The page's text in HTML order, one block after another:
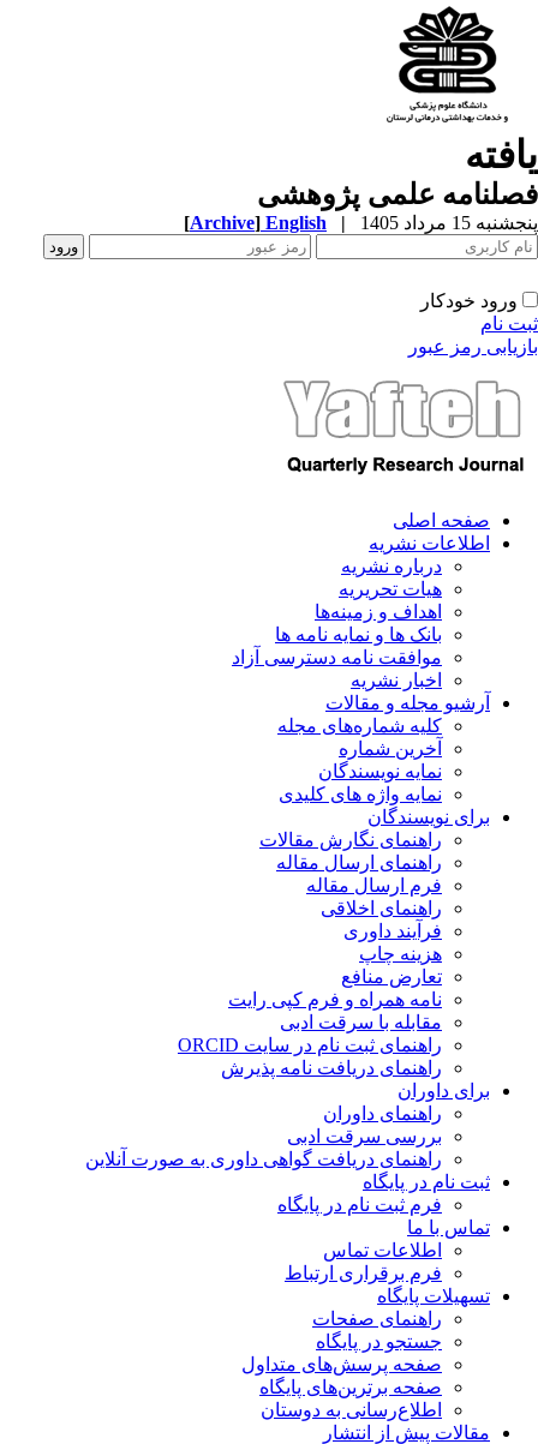
علمی پژوهشی
15 مرداد 1405 |
English
[Archive]
ورود خودکار
نام
رمز عبور
صفحه اصلی
اطلاعات نشریه
درباره نشریه
هیات تحریریه
اهداف و زمینه‌ها
بانک ها و نمایه نامه ها
موافقت نامه دسترسی آزاد
اخبار نشریه
آرشیو مجله و مقالات
کلیه شماره‌های مجله
آخرین شماره
نمایه نویسندگان
نمایه واژه های کلیدی
برای نویسندگان
راهنمای نگارش مقالات
راهنمای ارسال مقاله
فرم ارسال مقاله
راهنمای اخلاقی
فرآیند داوری
هزینه چاپ
تعارض منافع
نامه همراه و فرم کپی رایت
مقابله با سرقت ادبی
راهنمای ثبت نام در سایت ORCID
راهنمای دریافت نامه پذیرش
برای داوران
راهنمای داوران
بررسی سرقت ادبی
راهنمای دریافت گواهی داوری به صورت آنلاین
ثبت نام در پایگاه
فرم ثبت نام در پایگاه
تماس با ما
اطلاعات تماس
فرم برقراری ارتباط
تسهیلات پایگاه
راهنمای صفحات
جستجو در پایگاه
صفحه پرسش‌های متداول
صفحه برترین‌های پایگاه
اطلاع‌رسانی به دوستان
مقالات پیش از انتشار